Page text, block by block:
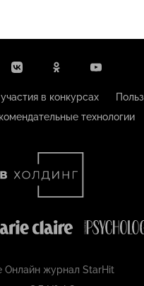
в конкурсах
технологии
Онлайн журнал StarHit